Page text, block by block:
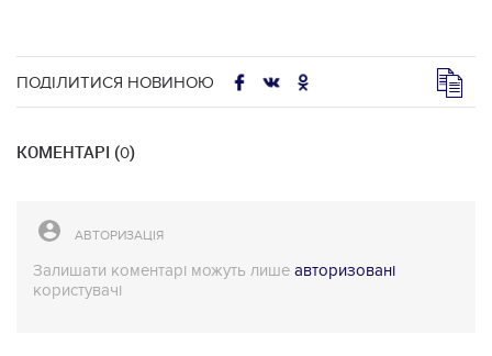
ПОДІЛИТИСЯ НОВИНОЮ
КОМЕНТАРІ (0)
АВТОРИЗАЦІЯ
Залишати коментарі можуть лише авторизовані
користувачі